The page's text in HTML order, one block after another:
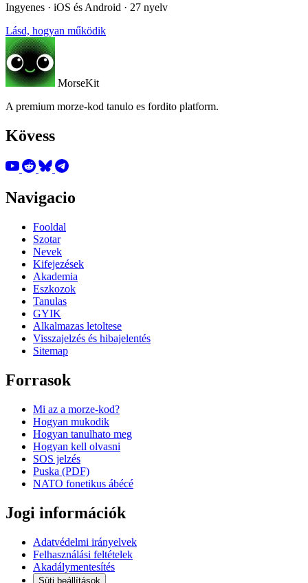
Ingyenes · iOS és Android · 27 nyelv
Lásd, hogyan működik
MorseKit
A premium morze-kod tanulo es fordito platform.
Kövess
Navigacio
Fooldal
Szotar
Nevek
Kifejezések
Akademia
Eszkozok
Tanulas
GYIK
Alkalmazas letoltese
Visszajelzés és hibajelentés
Sitemap
Forrasok
Mi az a morze-kod?
Hogyan mukodik
Hogyan tanulhato meg
Hogyan kell olvasni
SOS jelzés
Puska (PDF)
NATO fonetikus ábécé
Jogi információk
Adatvédelmi irányelvek
Felhasználási feltételek
Akadálymentesítés
Süti beállítások